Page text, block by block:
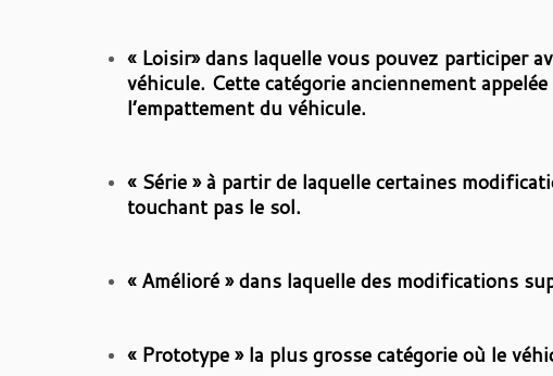
« Loisir» dans laquelle vous pouvez participer
véhicule. Cette catégorie anciennement
l’empattement du véhicule.
« Série » à partir de laquelle certaines
touchant pas le sol.
« Amélioré » dans laquelle des modifications
« Prototype » la plus grosse catégorie où le